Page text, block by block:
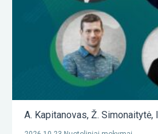
A. Kapitanovas, Ž. Simonaitytė,